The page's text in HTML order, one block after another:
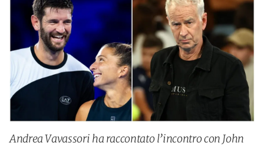
Andrea Vavassori ha raccontato l’incontro con John